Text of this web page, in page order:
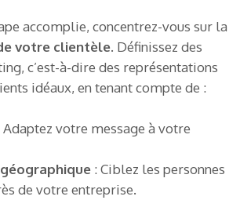
accomplie, concentrez-vous sur la
votre clientèle. Définissez des
c’est-à-dire des représentations
idéaux, en tenant compte de :
Adaptez votre message à votre
: Ciblez les personnes
de votre entreprise.